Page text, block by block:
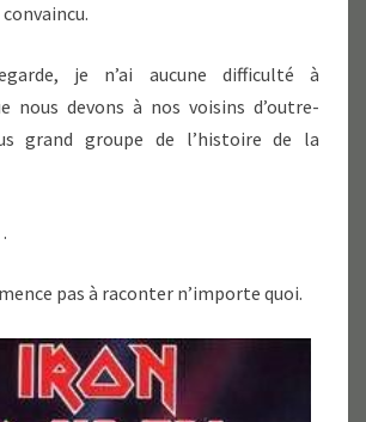
je n’ai aucune difficulté à
nous devons à nos voisins d’outre-
grand groupe de l’histoire de la
pas à raconter n’importe quoi.